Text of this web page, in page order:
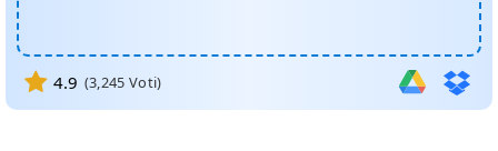
4.9 (3,245 Voti)